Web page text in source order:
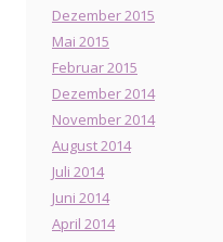
Dezember 2015
Mai 2015
Februar 2015
Dezember 2014
November 2014
August 2014
Juli 2014
Juni 2014
April 2014